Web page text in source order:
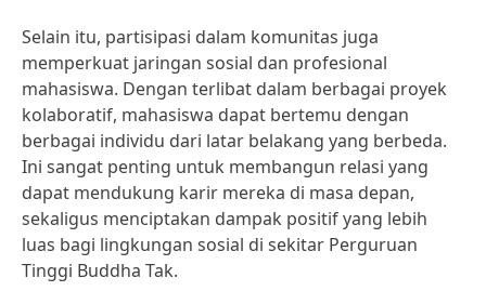
Selain itu, partisipasi dalam komunitas juga
memperkuat jaringan sosial dan profesional
mahasiswa. Dengan terlibat dalam berbagai proyek
kolaboratif, mahasiswa dapat bertemu dengan
berbagai individu dari latar belakang yang berbeda.
Ini sangat penting untuk membangun relasi yang
dapat mendukung karir mereka di masa depan,
sekaligus menciptakan dampak positif yang lebih
luas bagi lingkungan sosial di sekitar Perguruan
Tinggi Buddha Tak.